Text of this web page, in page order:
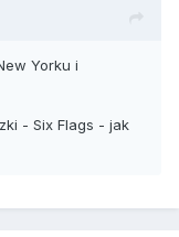
Yorku i
- Six Flags - jak